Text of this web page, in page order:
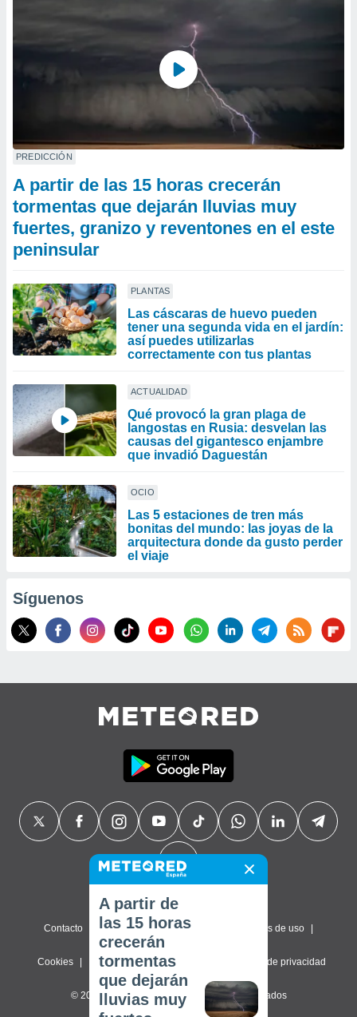
PREDICCIÓN
A partir de las 15 horas crecerán
tormentas que dejarán lluvias muy
fuertes, granizo y reventones en el este
peninsular
PLANTAS
Las cáscaras de huevo pueden
tener una segunda vida en el jardín:
así puedes utilizarlas
correctamente con tus plantas
ACTUALIDAD
Qué provocó la gran plaga de
langostas en Rusia: desvelan las
causas del gigantesco enjambre
que invadió Daguestán
OCIO
Las 5 estaciones de tren más
bonitas del mundo: las joyas de la
arquitectura donde da gusto perder
el viaje
Síguenos
Contacto Sobre nosotros Términos de uso
Cookies Política de privacidad Configuración de privacidad
© 2026 Meteored. Todos los derechos reservados
A partir de
las 15 horas
crecerán
tormentas
que dejarán
lluvias muy